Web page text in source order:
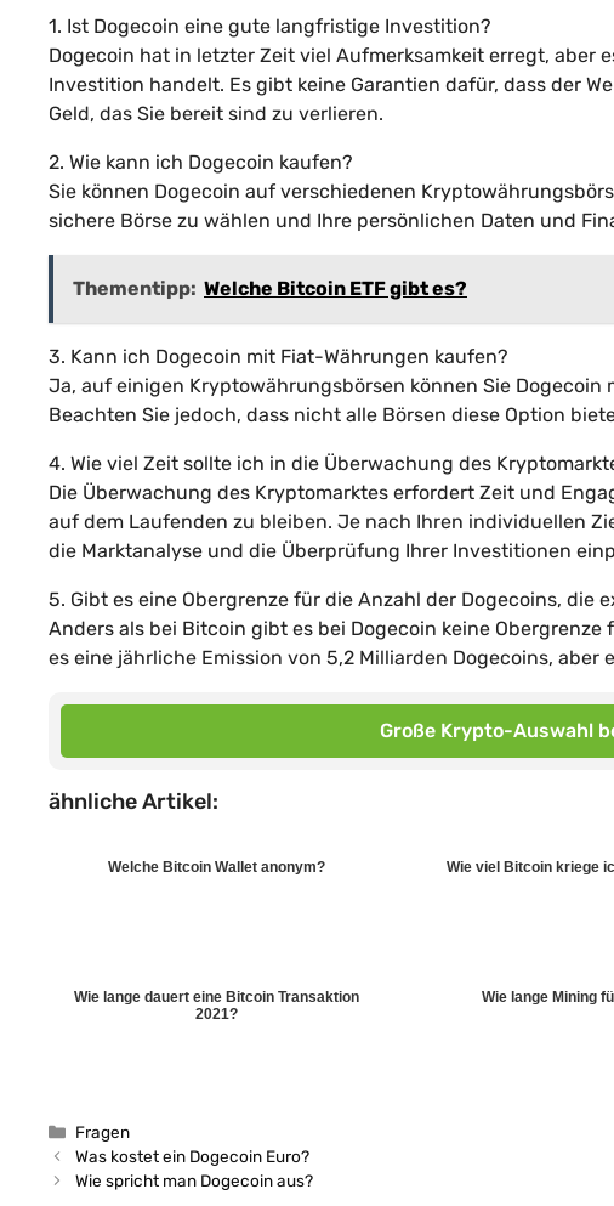
1. Ist Dogecoin eine gute langfristige Investition?
Dogecoin hat in letzter Zeit viel Aufmerksamkeit erregt, aber
Investition handelt. Es gibt keine Garantien dafür, dass der
Geld, das Sie bereit sind zu verlieren.
2. Wie kann ich Dogecoin kaufen?
Sie können Dogecoin auf verschiedenen
sichere Börse zu wählen und Ihre persönlichen Daten und
Thementipp: Welche Bitcoin ETF gibt es?
3. Kann ich Dogecoin mit Fiat-Währungen kaufen?
Ja, auf einigen Kryptowährungsbörsen können Sie Dogecoin
Beachten Sie jedoch, dass nicht alle Börsen diese Option
4. Wie viel Zeit sollte ich in die Überwachung des
Die Überwachung des Kryptomarktes erfordert Zeit und
auf dem Laufenden zu bleiben. Je nach Ihren individuellen
die Marktanalyse und die Überprüfung Ihrer Investitionen
5. Gibt es eine Obergrenze für die Anzahl der Dogecoins, die
Anders als bei Bitcoin gibt es bei Dogecoin keine
es eine jährliche Emission von 5,2 Milliarden Dogecoins,
Große Krypto-Auswahl
ähnliche Artikel:
Welche Bitcoin Wallet anonym? Wie viel Bitcoin kriege
Wie lange dauert eine Bitcoin Transaktion
2021?
Wie lange Mining
Kategorien
Fragen
Was kostet ein Dogecoin Euro?
Wie spricht man Dogecoin aus?